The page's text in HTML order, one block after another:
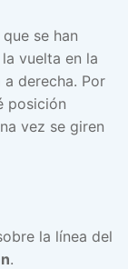
se han
vuelta en la
derecha. Por
posición
vez se giren
la línea del
.